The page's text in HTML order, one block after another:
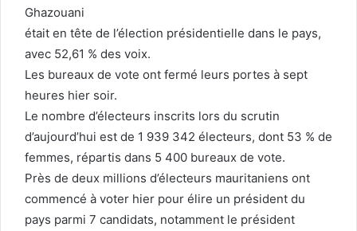
Ghazouani
était en tête de l’élection présidentielle dans le pays,
avec 52,61 % des voix.
Les bureaux de vote ont fermé leurs portes à sept
heures hier soir.
Le nombre d’électeurs inscrits lors du scrutin
d’aujourd’hui est de 1 939 342 électeurs, dont 53 % de
femmes, répartis dans 5 400 bureaux de vote.
Près de deux millions d’électeurs mauritaniens ont
commencé à voter hier pour élire un président du
pays parmi 7 candidats, notamment le président